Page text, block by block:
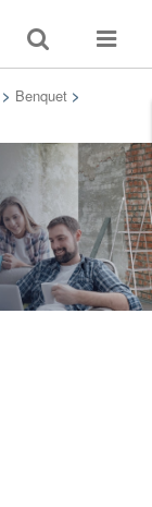
Toggle
search
Toggle
> Benquet >